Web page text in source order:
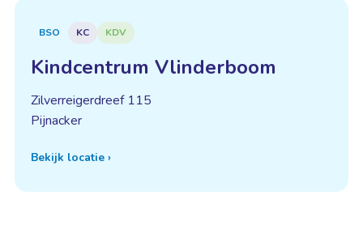
BSO KC KDV
Kindcentrum Vlinderboom
Zilverreigerdreef 115
Pijnacker
Bekijk locatie ›